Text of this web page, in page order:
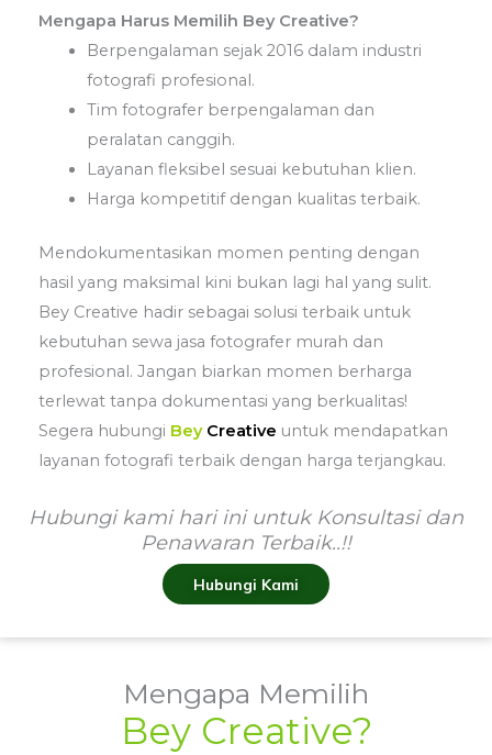
Mengapa Harus Memilih Bey Creative?
Berpengalaman sejak 2016 dalam industri
fotografi profesional.
Tim fotografer berpengalaman dan
peralatan canggih.
Layanan fleksibel sesuai kebutuhan klien.
Harga kompetitif dengan kualitas terbaik.
Mendokumentasikan momen penting dengan
hasil yang maksimal kini bukan lagi hal yang sulit.
Bey Creative hadir sebagai solusi terbaik untuk
kebutuhan sewa jasa fotografer murah dan
profesional. Jangan biarkan momen berharga
terlewat tanpa dokumentasi yang berkualitas!
Segera hubungi Bey Creative untuk mendapatkan
layanan fotografi terbaik dengan harga terjangkau.
Hubungi kami hari ini untuk Konsultasi dan
Penawaran Terbaik..!!
Hubungi Kami
Mengapa Memilih
Bey Creative?